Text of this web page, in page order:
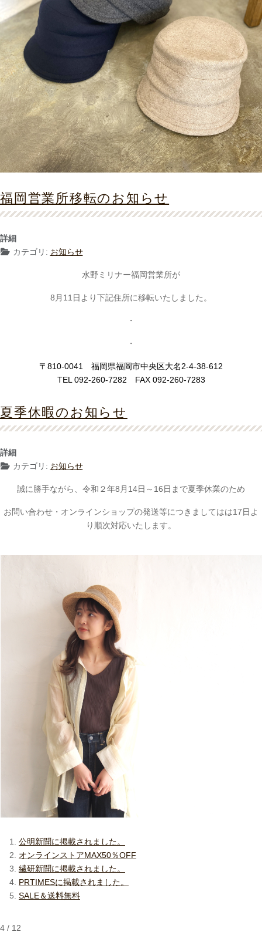
福岡営業所移転のお知らせ
詳細
カテゴリ: お知らせ
水野ミリナー福岡営業所が
8月11日より下記住所に移転いたしました。
・
・
〒810-0041 福岡県福岡市中央区大名2-4-38-612
TEL 092-260-7282 FAX 092-260-7283
夏季休暇のお知らせ
詳細
カテゴリ: お知らせ
誠に勝手ながら、令和２年8月14日～16日まで夏季休業のため
お問い合わせ・オンラインショップの発送等につきましてはは17日よ
り順次対応いたします。
公明新聞に掲載されました。
オンラインストアMAX50％OFF
繊研新聞に掲載されました。
PRTIMESに掲載されました。
SALE＆送料無料
4 / 12